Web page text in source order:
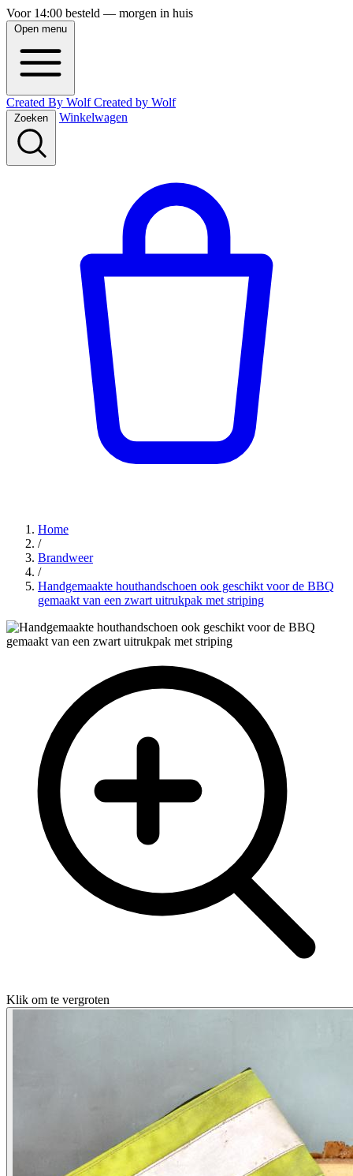
Voor 14:00 besteld — morgen in huis
Open menu
Created By Wolf Created by Wolf
Zoeken Winkelwagen
Home
/
Brandweer
/
Handgemaakte houthandschoen ook geschikt voor de BBQ
gemaakt van een zwart uitrukpak met striping
Klik om te vergroten